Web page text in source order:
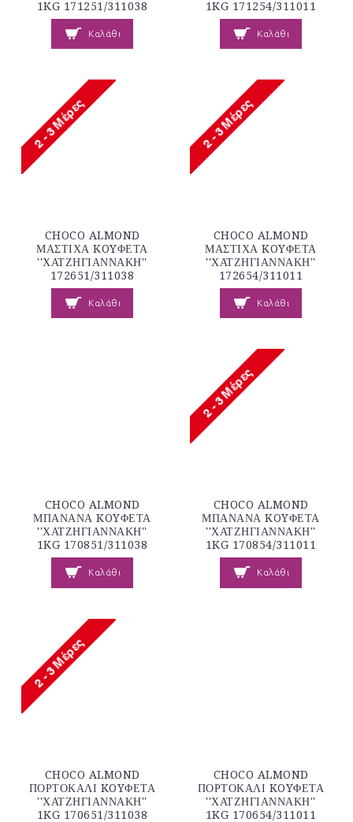
1KG 171251/311038
Καλάθι
1KG 171254/311011
Καλάθι
CHOCO ALMOND
ΜΑΣΤΙΧΑ KOYΦΕΤΑ
''ΧΑΤΖΗΓΙΑΝΝΑΚΗ''
172651/311038
Καλάθι
CHOCO ALMOND
ΜΑΣΤΙΧΑ KOYΦΕΤΑ
''ΧΑΤΖΗΓΙΑΝΝΑΚΗ''
172654/311011
Καλάθι
CHOCO ALMOND
ΜΠΑΝΑΝΑ KOYΦΕΤΑ
''ΧΑΤΖΗΓΙΑΝΝΑΚΗ''
1KG 170851/311038
Καλάθι
CHOCO ALMOND
ΜΠΑΝΑΝΑ KOYΦΕΤΑ
''ΧΑΤΖΗΓΙΑΝΝΑΚΗ''
1KG 170854/311011
Καλάθι
CHOCO ALMOND
ΠΟΡΤΟΚΑΛΙ KOYΦΕΤΑ
''ΧΑΤΖΗΓΙΑΝΝΑΚΗ''
1KG 170651/311038
CHOCO ALMOND
ΠΟΡΤΟΚΑΛΙ KOYΦΕΤΑ
''ΧΑΤΖΗΓΙΑΝΝΑΚΗ''
1KG 170654/311011